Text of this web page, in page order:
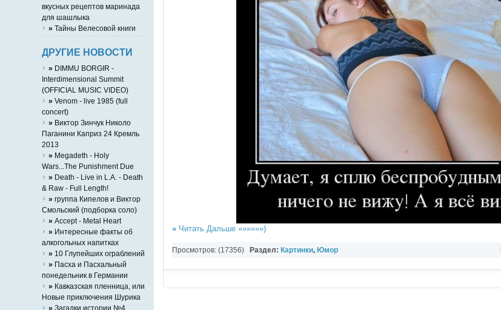
»Читать Дальше »»»»»»)
Просмотров: (17356) Раздел: Картинки, Юмор
вкусных рецептов маринада
для шашлыка
» Тайны Велесовой книги
ДРУГИЕ НОВОСТИ
» DIMMU BORGIR -
Interdimensional Summit
(OFFICIAL MUSIC VIDEO)
» Venom - live 1985 (full
concert)
» Виктор Зинчук Николо
Паганини Каприз 24 Кремль
2013
» Megadeth - Holy
Wars...The Punishment Due
» Death - Live in L.A. - Death
& Raw - Full Length!
» группа Кипелов и Виктор
Смольский (подборка соло)
» Accept - Metal Heart
» Интересные факты об
алкогольных напитках
» 10 Глупейших ограблений
» Пасха и Пасхальный
понедельник в Германии
» Кавказская пленница, или
Новые приключения Шурика
» Загадки истории №4